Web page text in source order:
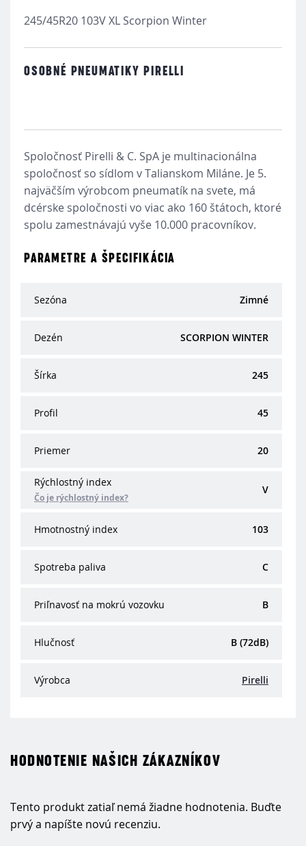
245/45R20 103V XL Scorpion Winter
OSOBNÉ PNEUMATIKY PIRELLI
Spoločnosť Pirelli & C. SpA je multinacionálna
spoločnosť so sídlom v Talianskom Miláne. Je 5.
najväčším výrobcom pneumatík na svete, má
dcérske spoločnosti vo viac ako 160 štátoch, ktoré
spolu zamestnávajú vyše 10.000 pracovníkov.
PARAMETRE A ŠPECIFIKÁCIA
Sezóna Zimné
Dezén SCORPION WINTER
Šírka 245
Profil 45
Priemer 20
Rýchlostný index
Čo je rýchlostný index?
V
Hmotnostný index 103
Spotreba paliva C
Priľnavosť na mokrú vozovku B
Hlučnosť B (72dB)
Výrobca Pirelli
HODNOTENIE NAŠICH ZÁKAZNÍKOV
Tento produkt zatiaľ nemá žiadne hodnotenia. Buďte
prvý a napíšte novú recenziu.